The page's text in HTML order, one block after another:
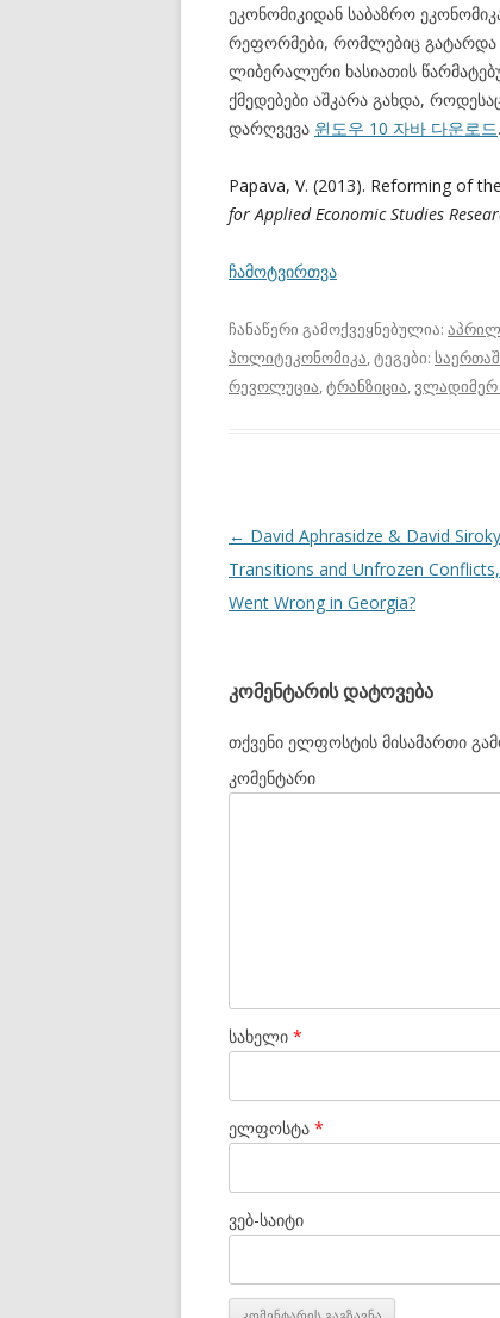
ეკონომიკიდან საბაზრო
რეფორმები, რომლებიც გატარდა
ლიბერალური ხასიათის
ქმედებები აშკარა გახდა,
დარღვევა 윈도우 10 자바 다운로드.
Papava, V. (2013). Reforming of
for Applied Economic Studies
ჩამოტვირთვა
ჩანაწერი გამოქვეყნებულია:
პოლიტეკონომიკა, ტეგები:
რევოლუცია,ტრანზიცია,ვლადიმერ
პოსტის
ნავიგაცია
← David Aphrasidze & David
Transitions and Unfrozen
Went Wrong in Georgia?
კომენტარის დატოვება
თქვენი ელფოსტის მისამართი
კომენტარი
სახელი *
ელფოსტა *
ვებ-საიტი